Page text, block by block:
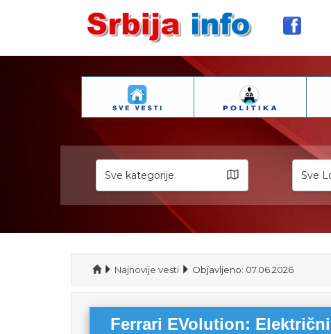
Sve kategorije Sve
Najnovije vesti Objavljeno: 07.06.2026
Ferrari EVolution: